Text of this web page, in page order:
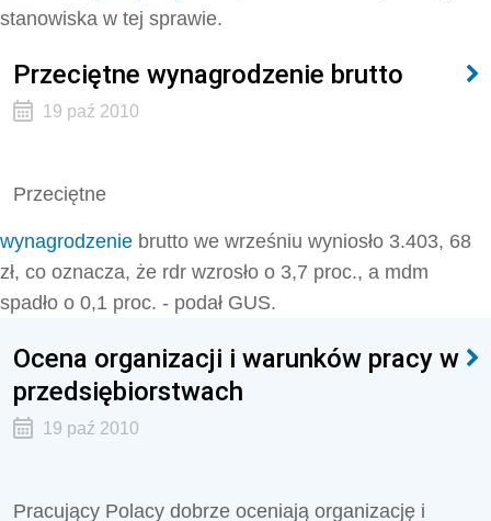
stanowiska w tej sprawie.
Przeciętne wynagrodzenie brutto
19 paź 2010
Przeciętne
wynagrodzenie brutto we wrześniu wyniosło 3.403, 68
zł, co oznacza, że rdr wzrosło o 3,7 proc., a mdm
spadło o 0,1 proc. - podał GUS.
Ocena organizacji i warunków pracy w
przedsiębiorstwach
19 paź 2010
Pracujący Polacy dobrze oceniają organizację i